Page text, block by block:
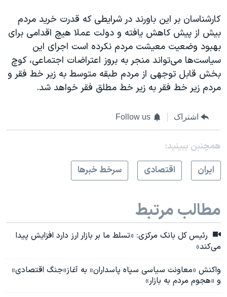
کارشناسان بر این باورند در شرایطی که قدرت خرید مردم
بیش از پیش کاهش یافته و دولت عملا هیچ اقدامی برای
بهبود وضعیت معیشت مردم نکرده است اجرای این
سیاست‌‌ها می‌تواند منجر به بروز اعتراضات اجتماعی، کوچ
بخش قابل توجهی از مردم طبقه متوسط به زیر خط فقر و
مردم زیر خط فقر به زیر خط مطلق فقر خواهد شد.
اشتراک Follow us
همچنبن ببینید:
ايران
اقتصادی سرخط خبرها
مطالب مرتبط
رئیس کل بانک مرکزی: «تسلط ما بر بازار ارز دارد افزایش پیدا
می‌کند»
واکنش «معاونت سیاسی سپاه پاسداران» به آغاز«جنگ اقتصادی»
و «هجوم مردم به بازار»